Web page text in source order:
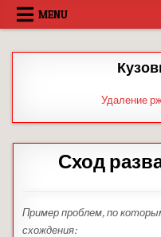
Skip
MENU
Удаление
Сход
Пример проблем, по
схождения: